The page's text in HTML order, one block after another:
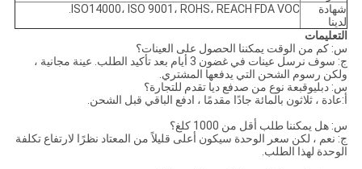
شهادة
لدينا
ISO14000، ISO 9001، ROHS، REACH FDA VOC.
التعليمات
س: كم من الوقت يمكننا الحصول على العينات؟
ج: سوف نرسل عينات في غضون 3 أيام بعد تأكيد الطلب. عينة مجانية ،
ولكن رسوم الشحن التي يدفعها المشتري.
س: دبليوقبعة نوع من صدفع ديا تقدم للتجارة؟
أ:عادة ، ثلاثون بالمائة جادًا مقدمًا ، ادفع الباقي قبل الشحن.
س: هل يمكننا طلب أقل من 1000 كلغ؟
ج: نعم ، لكن سعر الوحدة سيكون أعلى قليلاً من المعتاد نظرًا لارتفاع تكلفة
الوحدة لهذا الطلب.